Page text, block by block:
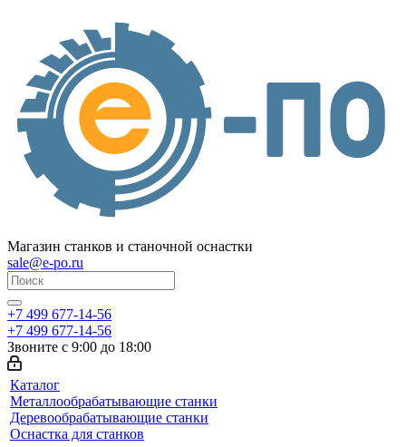
Магазин станков и станочной оснастки
sale@e-po.ru
+7 499 677-14-56
+7 499 677-14-56
Звоните с 9:00 до 18:00
Каталог
Металлообрабатывающие станки
Деревообрабатывающие станки
Оснастка для станков